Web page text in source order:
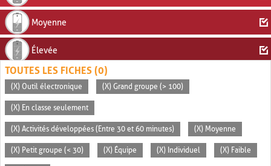
Moyenne
Élevée
TOUTES LES FICHES (0)
(X) Outil électronique (X) Grand groupe (> 100)
(X) En classe seulement
(X) Activités développées (Entre 30 et 60 minutes) (X) Moyenne
(X) Petit groupe (< 30) (X) Équipe (X) Individuel (X) Faible